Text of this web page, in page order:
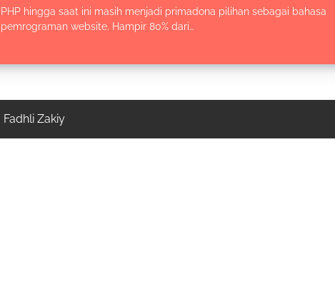
PHP hingga saat ini masih menjadi primadona pilihan sebagai bahasa
pemrograman website. Hampir 80% dari…